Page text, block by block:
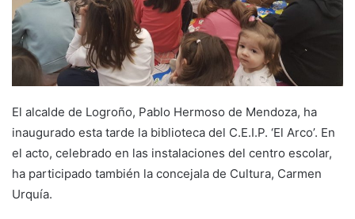
l
El alcalde de Logroño, Pablo Hermoso de Mendoza, ha
inaugurado esta tarde la biblioteca del C.E.I.P. ‘El Arco’. En
el acto, celebrado en las instalaciones del centro escolar,
ha participado también la concejala de Cultura, Carmen
Urquía.